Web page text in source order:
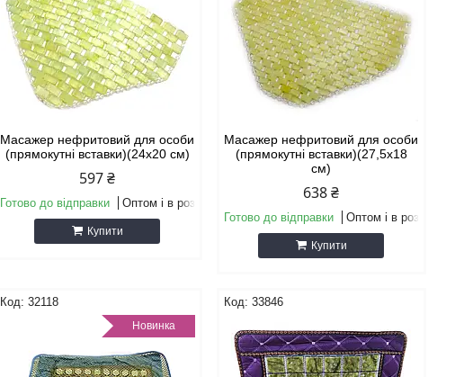
Масажер нефритовий для особи
(прямокутні вставки)(24х20 см)
597 ₴
Готово до відправки Оптом і в роздріб
Купити
Масажер нефритовий для особи
(прямокутні вставки)(27,5х18
см)
638 ₴
Готово до відправки Оптом і в роздріб
Купити
32118
Новинка
33846